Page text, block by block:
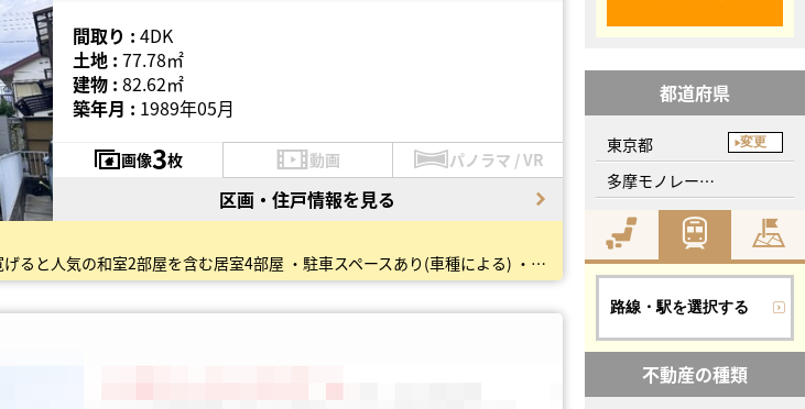
間取り : 4DK
土地 : 77.78㎡
建物 : 82.62㎡
築年月 : 1989年05月
画像3枚 動画 パノラマ / VR
区画・住戸情報を見る
全居室6帖以上でゆったりとした間取りの4DK中古戸建て♪ ・寛げると人気の和室2部屋を含む居室4部屋 ・駐車スペースあり(車種による) ・全居室収納付き、2面採光で陽当たり風通し良好 …
都道府県
東京都 変更
多摩モノレール、玉川上水駅
路線・駅を選択する
不動産の種類